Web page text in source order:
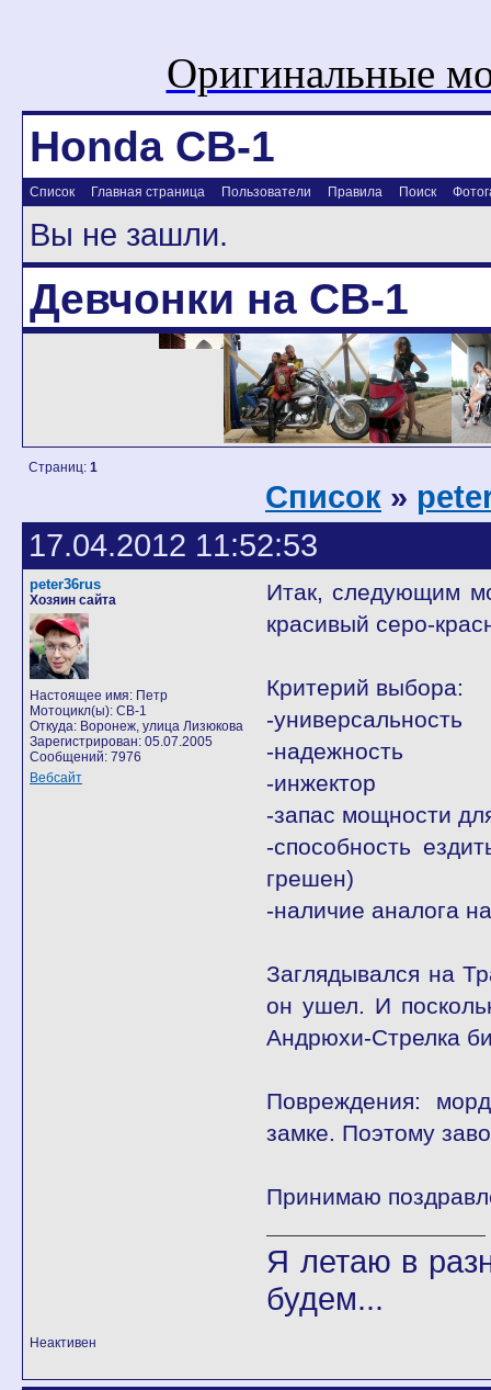
Оригинальные
Honda CB-1
Список Главная страница Пользователи Правила Поиск
Вы не зашли.
Девчонки на CB-1
Страниц: 1
Список »
17.04.2012 11:52:53
peter36rus
Хозяин сайта
Настоящее имя: Петр
Мотоцикл(ы): CB-1
Откуда: Воронеж, улица Лизюкова
Зарегистрирован: 05.07.2005
Сообщений: 7976
Вебсайт
Итак, следующим
красивый серо-
Критерий выбора:
-универсальность
-надежность
-инжектор
-запас мощности
-способность
грешен)
-наличие аналога
Заглядывался на
он ушел. И
Андрюхи-Стрелка
Повреждения:
замке. Поэтому
Принимаю
Я летаю в
будем...
Неактивен